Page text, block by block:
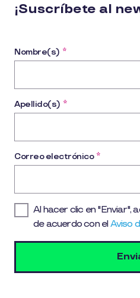
¡Suscríbete al
Nombre(s) *
Apellido(s) *
Correo electrónico *
Al hacer clic en "Enviar",
de acuerdo con elAviso